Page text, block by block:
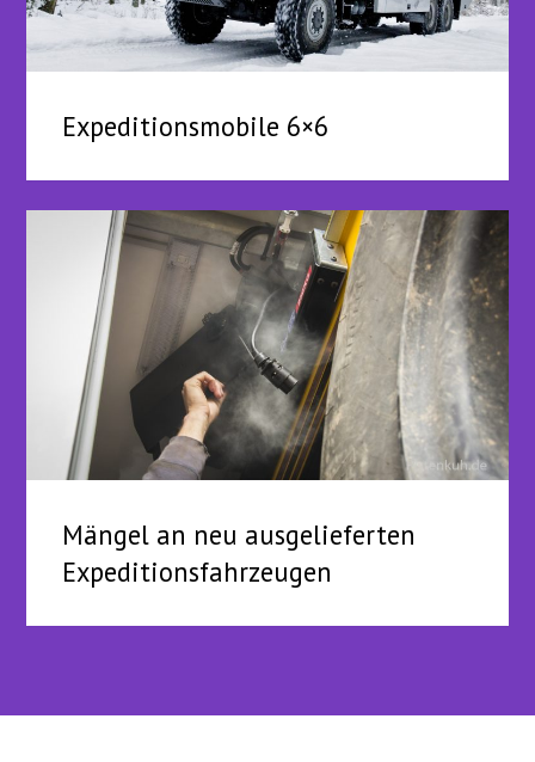
Expeditionsmobile 6×6
Mängel an neu ausgelieferten
Expeditionsfahrzeugen